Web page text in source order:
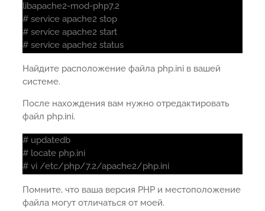
libapache2-mod-php7.2
# service apache2 stop
# service apache2 start
# service apache2 status
Найдите расположение файла php.ini в вашей
системе.
После нахождения вам нужно отредактировать
файл php.ini.
# updatedb
# locate php.ini
# vi /etc/php/7.2/apache2/php.ini
Помните, что ваша версия PHP и местоположение
файла могут отличаться от моей.